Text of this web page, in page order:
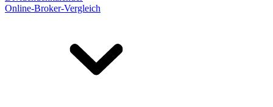
Online-Broker-Vergleich